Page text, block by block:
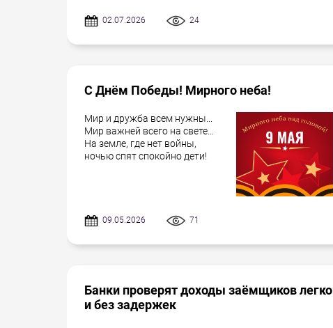
02.07.2026 24
С Днём Победы! Мирного неба!
Мир и дружба всем нужны...
Мир важней всего на свете...
На земле, где нет войны,
ночью спят спокойно дети!
09.05.2026 71
Банки проверят доходы заёмщиков легко
и без задержек